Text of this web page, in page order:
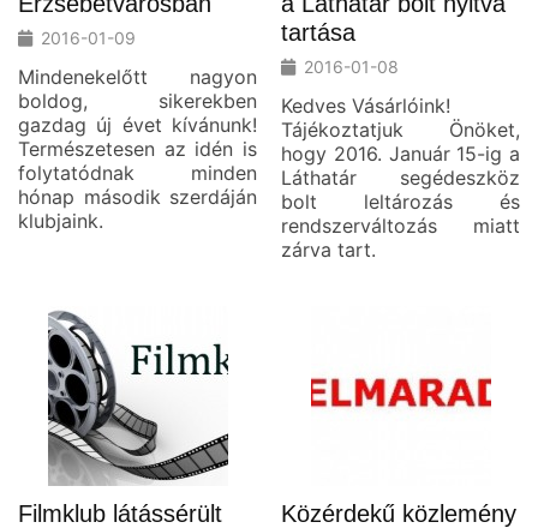
2016-01-09
Mindenekelőtt nagyon
boldog, sikerekben
gazdag új évet kívánunk!
Természetesen az idén is
folytatódnak minden
hónap második szerdáján
klubjaink.
tartása
2016-01-08
Kedves Vásárlóink!
Tájékoztatjuk Önöket,
hogy 2016. Január 15-ig a
Láthatár segédeszköz
bolt leltározás és
rendszerváltozás miatt
zárva tart.
Filmklub látássérült
Közérdekű közlemény